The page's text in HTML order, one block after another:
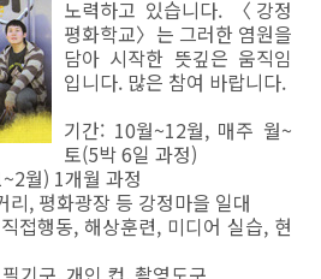
노력하고 있습니다. 〈강정
평화학교〉는 그러한 염원을
담아 시작한 뜻깊은 움직임
입니다. 많은 참여 바랍니다.
기간: 10월~12월, 매주 월~
토(5박 6일 과정)
월) 1개월 과정
리, 평화광장 등 강정마을 일대
접행동, 해상훈련, 미디어 실습, 현